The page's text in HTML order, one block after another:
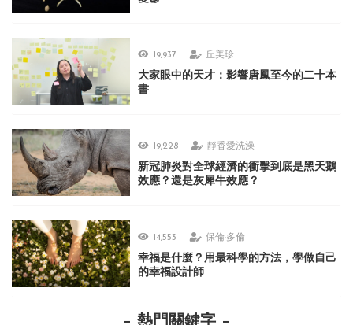
19,937 丘美珍
大家眼中的天才：影響唐鳳至今的二十本
書
19,228 靜香愛洗澡
新冠肺炎對全球經濟的衝擊到底是黑天鵝
效應？還是灰犀牛效應？
14,553 保倫·多倫
幸福是什麼？用最科學的方法，學做自己
的幸福設計師